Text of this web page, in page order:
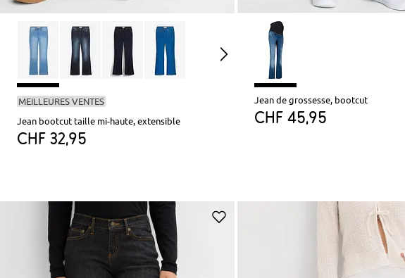
MEILLEURES VENTES
Jean bootcut taille mi-haute, extensible
CHF 32,95
Jean de grossesse, bootcut
CHF 45,95